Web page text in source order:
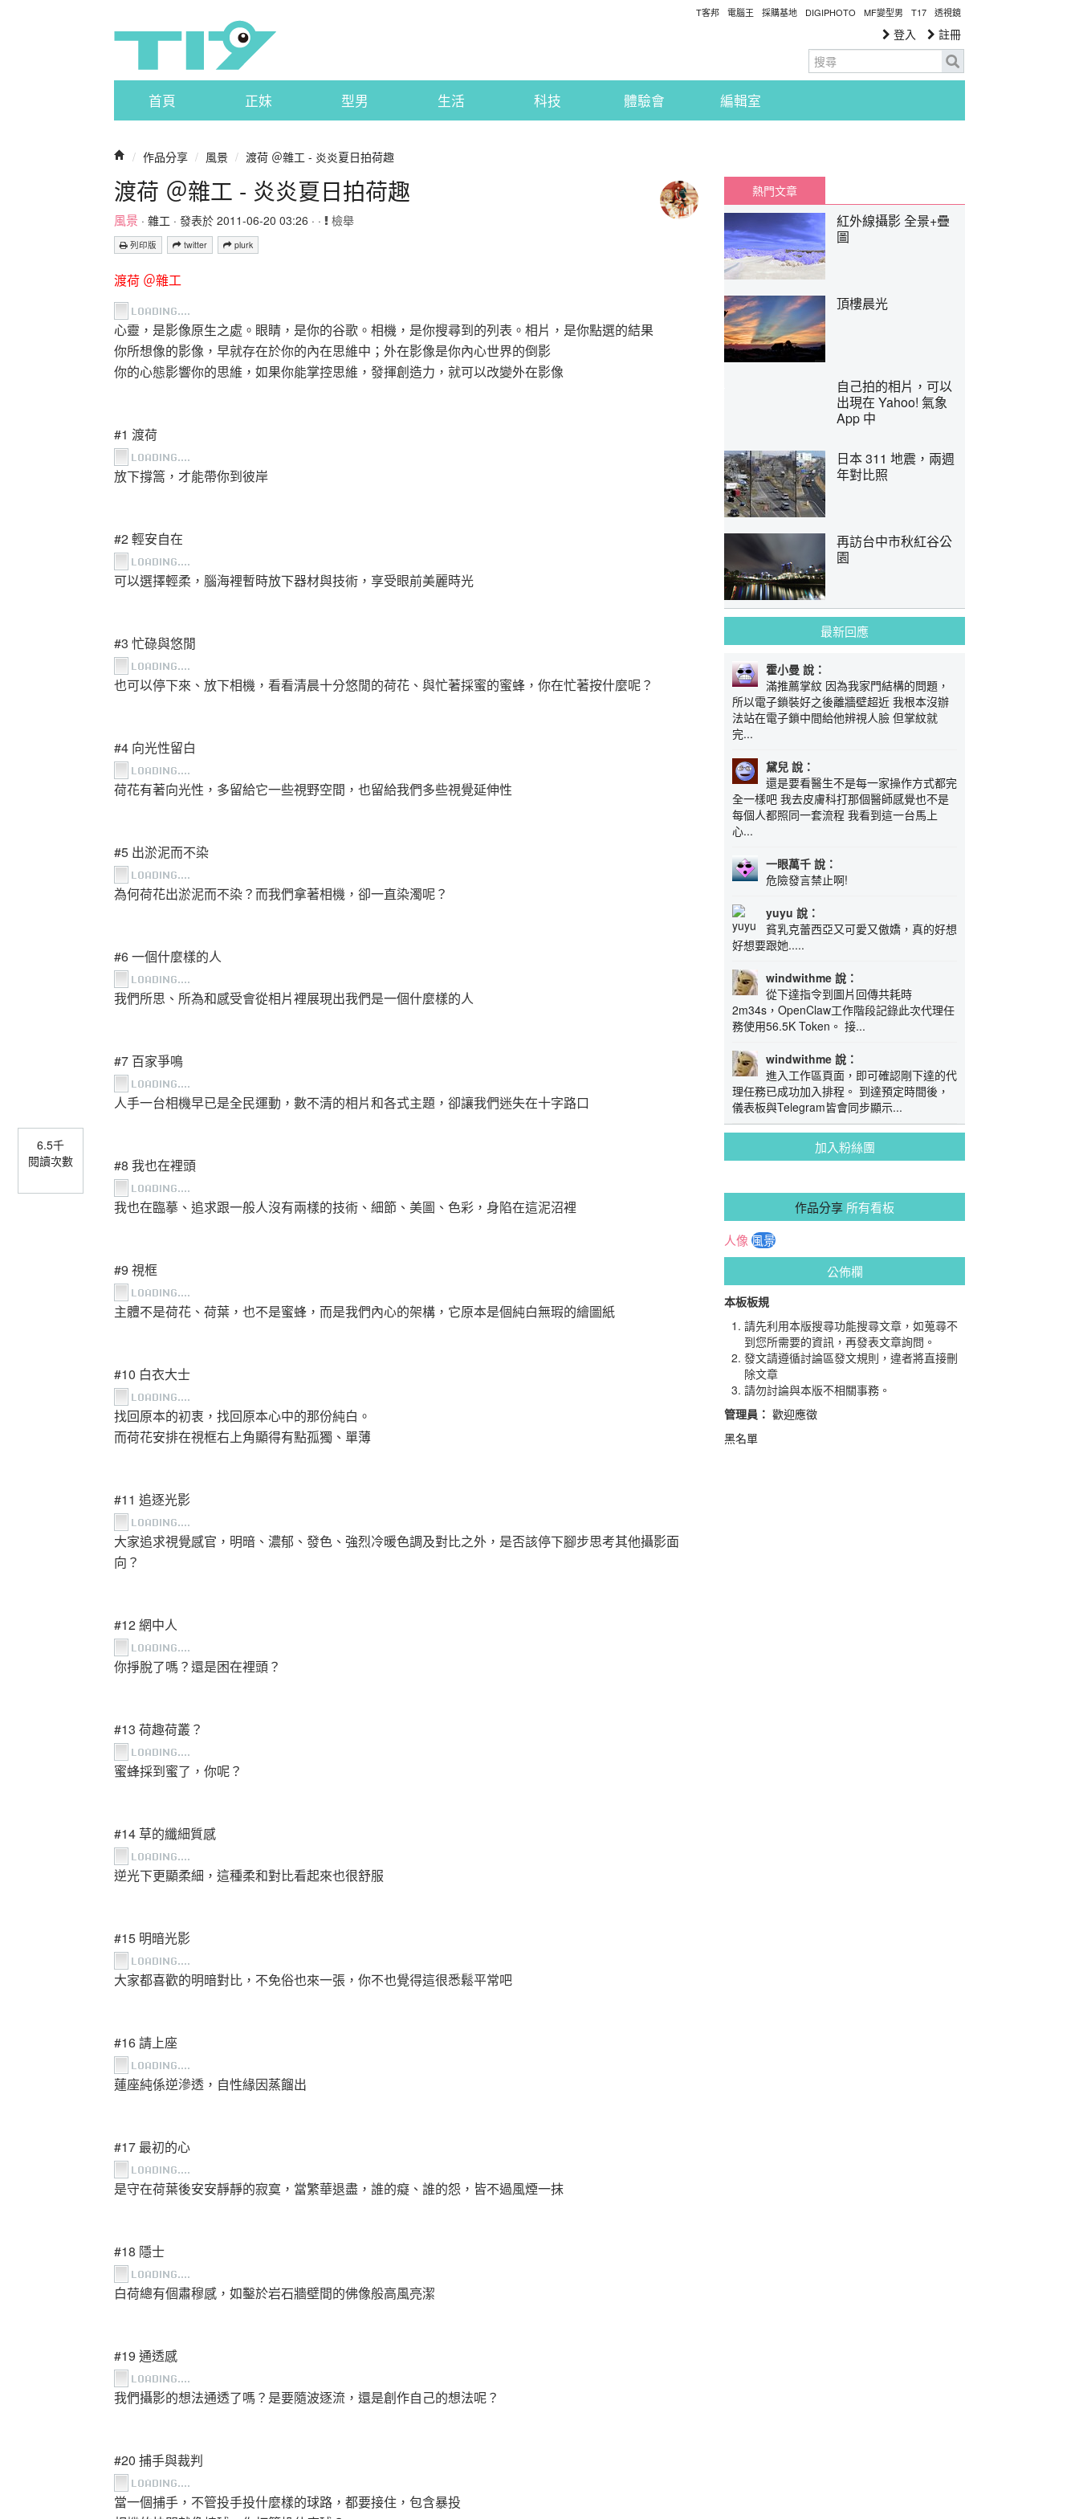
T客邦 電腦王 採購基地 DIGIPHOTO MF變型男 T17 透視鏡
登入 註冊
首頁 正妹 型男 生活 科技 體驗會 編輯室
/ 作品分享 / 風景 / 渡荷 ＠雜工 - 炎炎夏日拍荷趣
渡荷 ＠雜工 - 炎炎夏日拍荷趣
風景 · 雜工 · 發表於 2011-06-20 03:26 · · 檢舉
列印版 twitter plurk
6.5千
閱讀次數
渡荷 ＠雜工
心靈，是影像原生之處。眼睛，是你的谷歌。相機，是你搜尋到的列表。相片，是你點選的結果
你所想像的影像，早就存在於你的內在思維中；外在影像是你內心世界的倒影
你的心態影響你的思維，如果你能掌控思維，發揮創造力，就可以改變外在影像
#1 渡荷
放下撐篙，才能帶你到彼岸
#2 輕安自在
可以選擇輕柔，腦海裡暫時放下器材與技術，享受眼前美麗時光
#3 忙碌與悠閒
也可以停下來、放下相機，看看清晨十分悠閒的荷花、與忙著採蜜的蜜蜂，你在忙著按什麼呢？
#4 向光性留白
荷花有著向光性，多留給它一些視野空間，也留給我們多些視覺延伸性
#5 出淤泥而不染
為何荷花出淤泥而不染？而我們拿著相機，卻一直染濁呢？
#6 一個什麼樣的人
我們所思、所為和感受會從相片裡展現出我們是一個什麼樣的人
#7 百家爭鳴
人手一台相機早已是全民運動，數不清的相片和各式主題，卻讓我們迷失在十字路口
#8 我也在裡頭
我也在臨摹、追求跟一般人沒有兩樣的技術、細節、美圖、色彩，身陷在這泥沼裡
#9 視框
主體不是荷花、荷葉，也不是蜜蜂，而是我們內心的架構，它原本是個純白無瑕的繪圖紙
#10 白衣大士
找回原本的初衷，找回原本心中的那份純白。
而荷花安排在視框右上角顯得有點孤獨、單薄
#11 追逐光影
大家追求視覺感官，明暗、濃郁、發色、強烈冷暖色調及對比之外，是否該停下腳步思考其他攝影面
向？
#12 網中人
你掙脫了嗎？還是困在裡頭？
#13 荷趣荷叢？
蜜蜂採到蜜了，你呢？
#14 草的纖細質感
逆光下更顯柔細，這種柔和對比看起來也很舒服
#15 明暗光影
大家都喜歡的明暗對比，不免俗也來一張，你不也覺得這很悉鬆平常吧
#16 請上座
蓮座純係逆滲透，自性緣因蒸餾出
#17 最初的心
是守在荷葉後安安靜靜的寂寞，當繁華退盡，誰的癡、誰的怨，皆不過風煙一抹
#18 隱士
白荷總有個肅穆感，如鑿於岩石牆壁間的佛像般高風亮潔
#19 通透感
我們攝影的想法通透了嗎？是要隨波逐流，還是創作自己的想法呢？
#20 捕手與裁判
當一個捕手，不管投手投什麼樣的球路，都要接住，包含暴投
熱門文章
紅外線攝影 全景+疊
圖
頂樓晨光
自己拍的相片，可以
出現在 Yahoo! 氣象
App 中
日本 311 地震，兩週
年對比照
再訪台中市秋紅谷公
園
最新回應
霍小曼 說：
滿推薦掌紋 因為我家門結構的問題，
所以電子鎖裝好之後離牆壁超近 我根本沒辦
法站在電子鎖中間給他辨視人臉 但掌紋就
完...
黛兒 說：
還是要看醫生不是每一家操作方式都完
全一樣吧 我去皮膚科打那個醫師感覺也不是
每個人都照同一套流程 我看到這一台馬上
心...
一眼萬千 說：
危險發言禁止啊!
yuyu 說：
貧乳克蕾西亞又可愛又傲嬌，真的好想
好想要跟她.....
windwithme 說：
從下達指令到圖片回傳共耗時
2m34s，OpenClaw工作階段記錄此次代理任
務使用56.5K Token。 接...
windwithme 說：
進入工作區頁面，即可確認剛下達的代
理任務已成功加入排程。 到達預定時間後，
儀表板與Telegram皆會同步顯示...
加入粉絲團
作品分享 所有看板
人像 風景
公佈欄
本板板規
請先利用本版搜尋功能搜尋文章，如蒐尋不
到您所需要的資訊，再發表文章詢問。
發文請遵循討論區發文規則，違者將直接刪
除文章
請勿討論與本版不相關事務。
管理員： 歡迎應徵
黑名單